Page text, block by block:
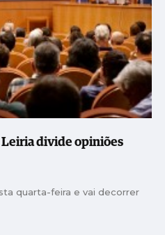
divide opiniões
quarta-feira e vai decorrer